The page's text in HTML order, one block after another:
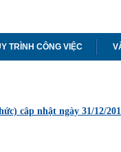
TRÌNH CÔNG VIỆC
câp nhật ngày 31/12/